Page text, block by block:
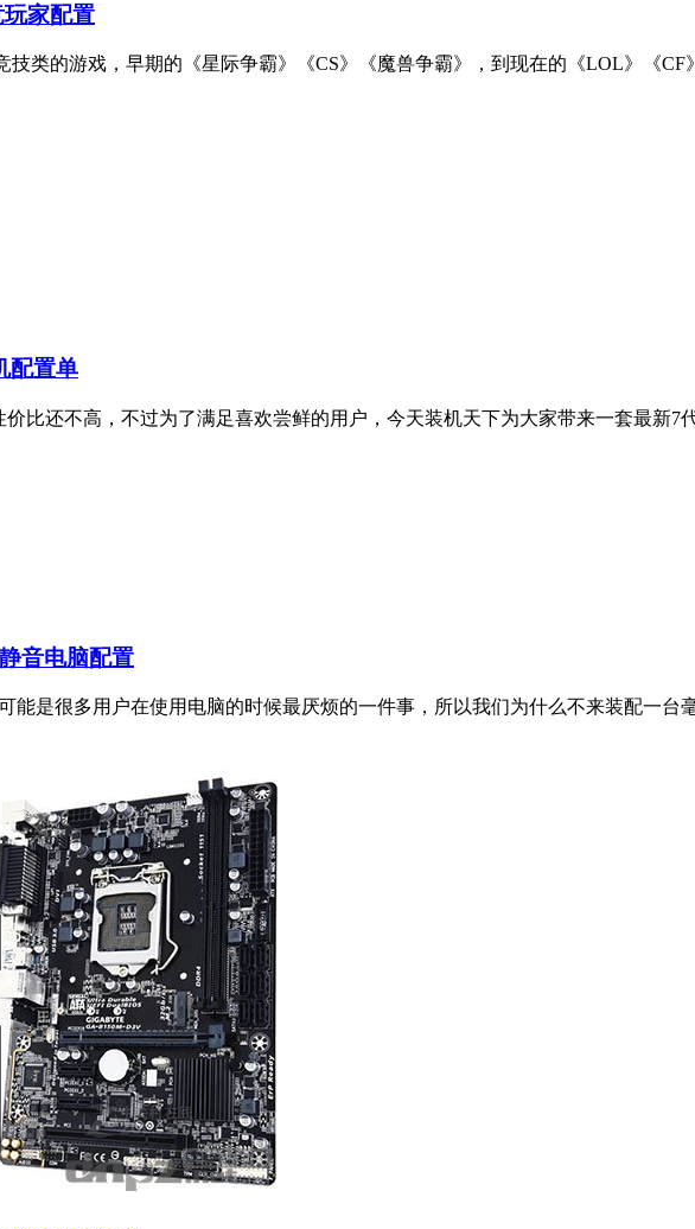
家配置
类的游戏，早期的《星际争霸》《CS》《魔兽争霸》，到现在的《LOL》《CF
配置单
比还不高，不过为了满足喜欢尝鲜的用户，今天装机天下为大家带来一套最新7
音电脑配置
能是很多用户在使用电脑的时候最厌烦的一件事，所以我们为什么不来装配一台